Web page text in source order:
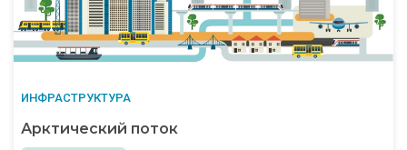
ИНФРАСТРУКТУРА
Арктический поток